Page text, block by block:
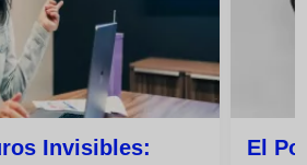
Invisibles:
El